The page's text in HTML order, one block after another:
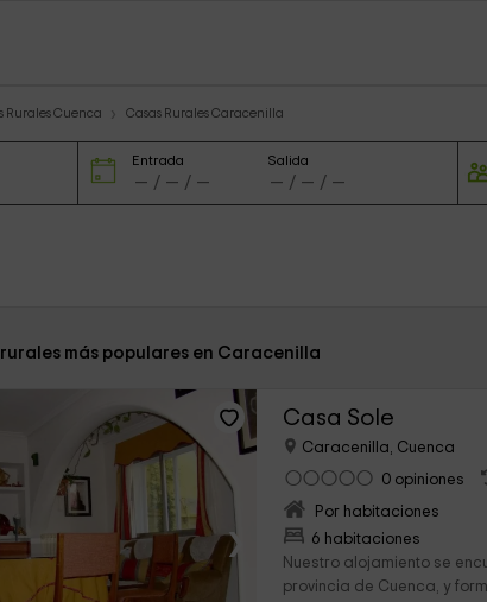
Rurales Cuenca Casas Rurales Caracenilla
Entrada Salida
más populares en Caracenilla
›
Casa Sole
Caracenilla, Cuenca
0 opiniones
Por habitaciones
6 habitaciones
Nuestro alojamiento se
provincia de Cuenca, y